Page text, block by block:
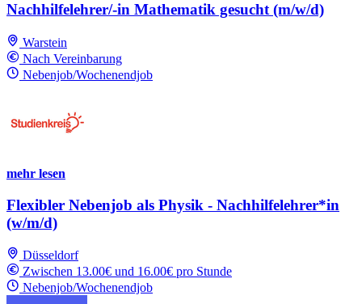
Nachhilfelehrer/-in Mathematik gesucht (m/w/d)
Warstein
Nach Vereinbarung
Nebenjob/Wochenendjob
mehr lesen
Flexibler Nebenjob als Physik - Nachhilfelehrer*in
(w/m/d)
Düsseldorf
Zwischen 13.00€ und 16.00€ pro Stunde
Nebenjob/Wochenendjob